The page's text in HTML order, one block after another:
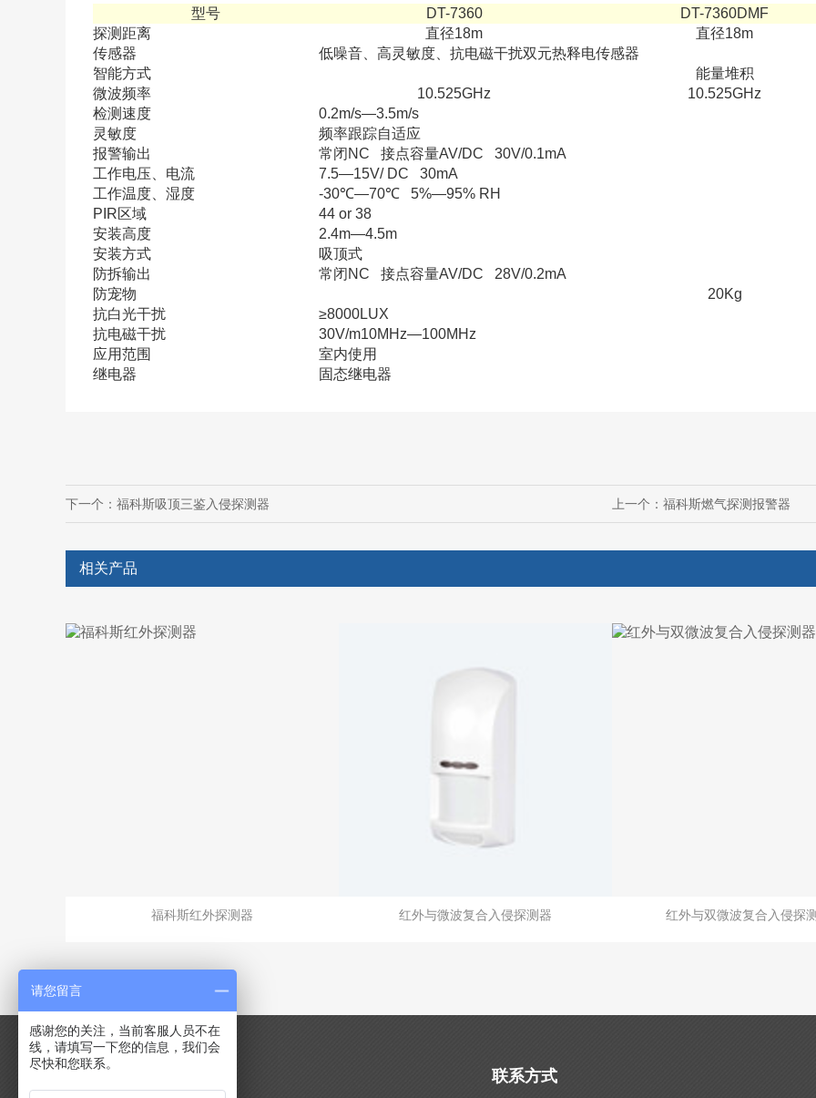
型号 DT-7360
DT-7360DMF
探测距离
直径18m
直径18m
传感器
低噪音、高灵敏度、抗电磁干扰双元热释电传感器
智能方式
能量堆积
微波频率
10.525GHz
10.525GHz
检测速度
0.2m/s—3.5m/s
灵敏度
频率跟踪自适应
报警输出
常闭NC 接点容量AV/DC 30V/0.1mA
工作电压、电流
7.5—15V/ DC 30mA
工作温度、湿度
-30℃—70℃ 5%—95% RH
PIR区域
44 or 38
安装高度
2.4m—4.5m
安装方式
吸顶式
防拆输出
常闭NC 接点容量AV/DC 28V/0.2mA
防宠物
20Kg
抗白光干扰
≥8000LUX
抗电磁干扰
30V/m10MHz—100MHz
应用范围
室内使用
继电器
固态继电器
上一个： 福科斯燃气探测报警器
下一个： 福科斯吸顶三鉴入侵探测器
相关产品
福科斯红外探测器 红外与微波复合入侵探测器 红外与双微波复合入侵探
联系方式
请您留言
感谢您的关注，当前客服人员不在
线，请填写一下您的信息，我们会
尽快和您联系。